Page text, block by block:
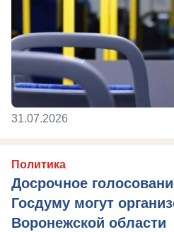
31.07.2026
Политика
Досрочное
Госдуму могут
Воронежской области